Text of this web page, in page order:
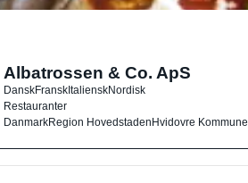
Albatrossen & Co. ApS
DanskFranskItalienskNordisk
Restauranter
DanmarkRegion HovedstadenHvidovre Kommune